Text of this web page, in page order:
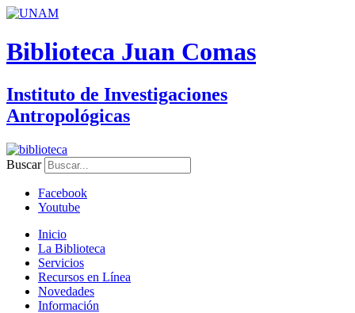
Biblioteca Juan Comas
Instituto de Investigaciones
Antropológicas
Buscar
Facebook
Youtube
Inicio
La Biblioteca
Servicios
Recursos en Línea
Novedades
Información